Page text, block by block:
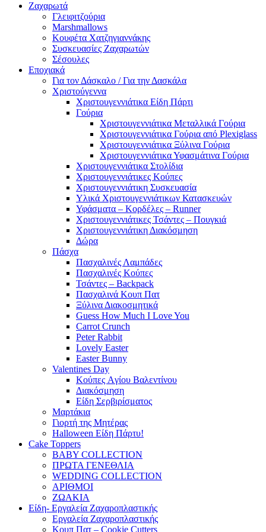
Ζαχαρωτά
Γλειφιτζούρια
Marshmallows
Κουφέτα Χατζηγιαννάκης
Συσκευασίες Ζαχαρωτών
Σέσουλες
Εποχιακά
Για τον Δάσκαλο / Για την Δασκάλα
Χριστούγεννα
Χριστουγεννιάτικα Είδη Πάρτι
Γούρια
Χριστουγεννιάτικα Μεταλλικά Γούρια
Χριστουγεννιάτικα Γούρια από Plexiglass
Χριστουγεννιάτικα Ξύλινα Γούρια
Χριστουγεννιάτικα Υφασμάτινα Γούρια
Χριστουγεννιάτικα Στολίδια
Χριστουγεννιάτικες Κούπες
Χριστουγεννιάτικη Συσκευασία
Υλικά Χριστουγεννιάτικων Κατασκευών
Υφάσματα – Κορδέλες – Runner
Χριστουγεννιάτικες Τσάντες – Πουγκιά
Χριστουγεννιάτικη Διακόσμηση
Δώρα
Πάσχα
Πασχαλινές Λαμπάδες
Πασχαλινές Κούπες
Τσάντες – Backpack
Πασχαλινά Κουπ Πατ
Ξύλινα Διακοσμητικά
Guess How Much I Love You
Carrot Crunch
Peter Rabbit
Lovely Easter
Easter Bunny
Valentines Day
Κούπες Aγίου Βαλεντίνου
Διακόσμηση
Είδη Σερβιρίσματος
Μαρτάκια
Γιορτή της Μητέρας
Halloween Είδη Πάρτυ!
Cake Toppers
BABY COLLECTION
ΠΡΩΤΑ ΓΕΝΕΘΛΙΑ
WEDDING COLLECTION
ΑΡΙΘΜΟΙ
ΖΩΑΚΙΑ
Είδη- Εργαλεία Ζαχαροπλαστικής
Εργαλεία Ζαχαροπλαστικής
Κουπ Πατ – Cookie Cutters